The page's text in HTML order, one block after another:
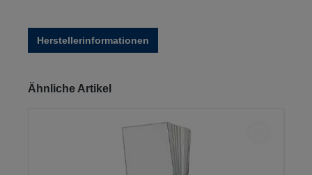
Herstellerinformationen
Produktgalerie überspringen
Ähnliche Artikel